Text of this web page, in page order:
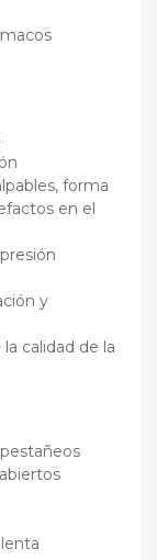
forma
en el
y
calidad de la